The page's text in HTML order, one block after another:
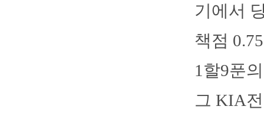
기에서
책점
1할9푼
그 KIA